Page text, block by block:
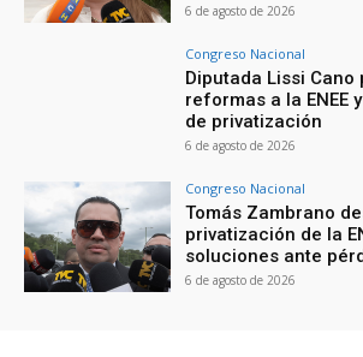
6 de agosto de 2026
Congreso Nacional
Diputada Lissi Cano
reformas a la ENEE
de privatización
6 de agosto de 2026
Congreso Nacional
Tomás Zambrano
privatización de la
soluciones ante
6 de agosto de 2026